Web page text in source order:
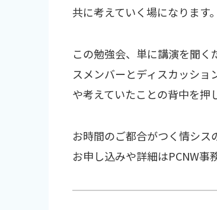
共に考えていく場になります。
この勉強会、単に講演を聞
スメンバーとディスカッショ
や考えていたことの背中を押
お時間のご都合がつく情シス
お申し込みや詳細はPCNW事